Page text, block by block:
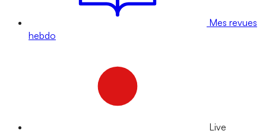
Mes revues
hebdo
Live